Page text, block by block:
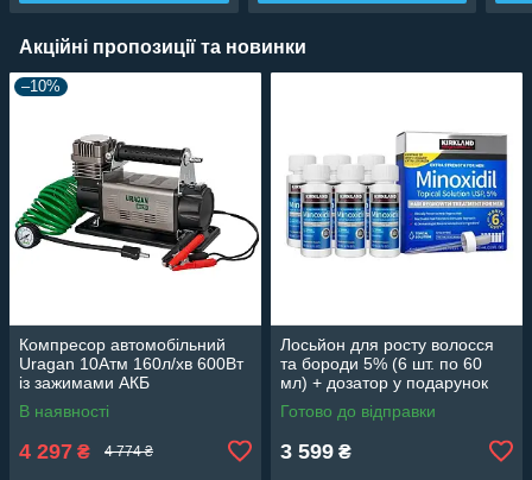
Акційні пропозиції та новинки
–10%
Компресор автомобільний
Uragan 10Атм 160л/хв 600Вт
із зажимами АКБ
В наявності
4 297 ₴ 4 774 ₴
Лосьйон для росту волосся
та бороди 5% (6 шт. по 60
мл) + дозатор у подарунок
Готово до відправки
3 599 ₴